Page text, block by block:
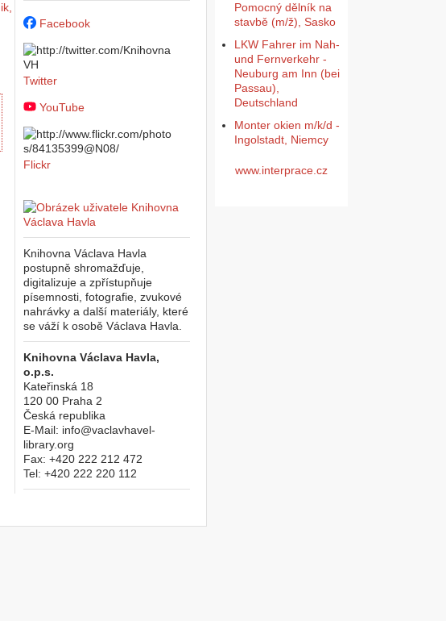
Facebook
Twitter
YouTube
Flickr
Knihovna Václava Havla
postupně shromažďuje,
digitalizuje a zpřístupňuje
písemnosti, fotografie, zvukové
nahrávky a další materiály, které
se váží k osobě Václava Havla.
Knihovna Václava Havla,
o.p.s.
Kateřinská 18
120 00 Praha 2
Česká republika
E-Mail: info@vaclavhavel-
library.org
Fax:+420 222 212 472
Tel:+420 222 220 112
Pomocný dělník na
stavbě (m/ž), Sasko
LKW Fahrer im Nah-
und Fernverkehr -
Neuburg am Inn (bei
Passau),
Deutschland
Monter okien m/k/d -
Ingolstadt, Niemcy
www.interprace.cz